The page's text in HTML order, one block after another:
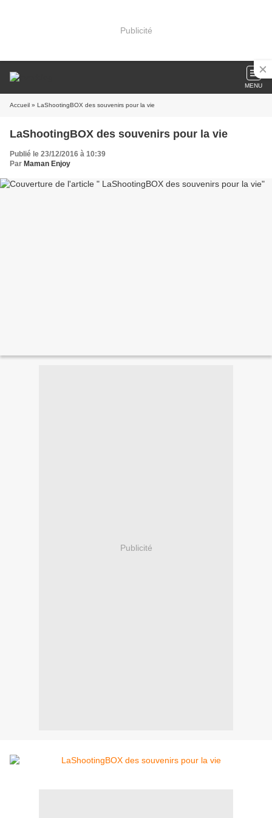
Publicité
MENU
Accueil » LaShootingBOX des souvenirs pour la vie
LaShootingBOX des souvenirs pour la vie
Publié le 23/12/2016 à 10:39
Par Maman Enjoy
Publicité